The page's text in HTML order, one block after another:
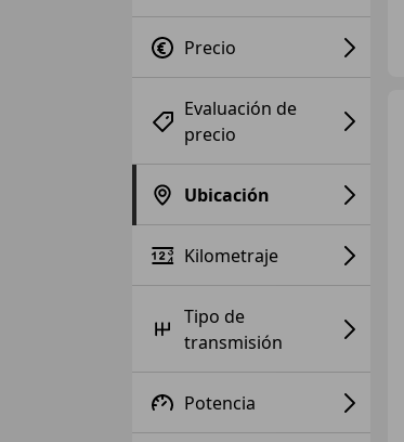
Precio
Evaluación de
precio
Ubicación
Kilometraje
Tipo de
transmisión
Potencia